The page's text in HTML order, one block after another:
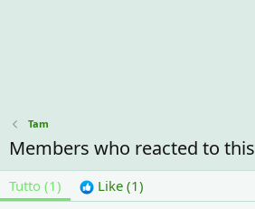
Tam
Members who reacted to this
Tutto (1) Like (1)